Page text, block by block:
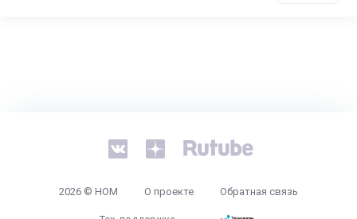
2026 © НОМ О проекте Обратная связь